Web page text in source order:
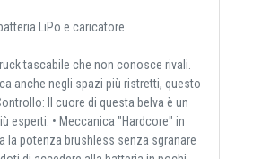
LiPo e caricatore.
tascabile che non conosce rivali.
anche negli spazi più ristretti, questo
Il cuore di questa belva è un
esperti. • Meccanica "Hardcore" in
la potenza brushless senza sgranare